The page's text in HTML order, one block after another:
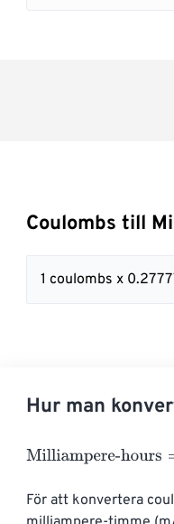
Coulombs till
1 coulombs x
Hur man
Milliampere-hours=
För att konvertera